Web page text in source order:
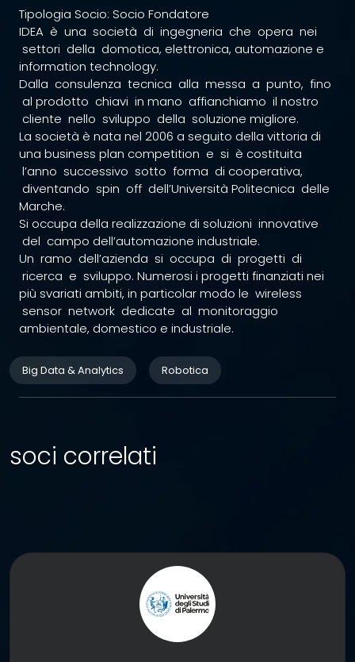
Tipologia Socio: Socio Fondatore
IDEA è una società di ingegneria che opera nei
settori della domotica, elettronica, automazione e
information technology.
Dalla consulenza tecnica alla messa a punto, fino
al prodotto chiavi in mano affianchiamo il nostro
cliente nello sviluppo della soluzione migliore.
La società è nata nel 2006 a seguito della vittoria di
una business plan competition e si è costituita
l’anno successivo sotto forma di cooperativa,
diventando spin off dell’Università Politecnica delle
Marche.
Si occupa della realizzazione di soluzioni innovative
del campo dell’automazione industriale.
Un ramo dell’azienda si occupa di progetti di
ricerca e sviluppo. Numerosi i progetti finanziati nei
più svariati ambiti, in particolar modo le wireless
sensor network dedicate al monitoraggio
ambientale, domestico e industriale.
Big Data & Analytics Robotica
soci correlati